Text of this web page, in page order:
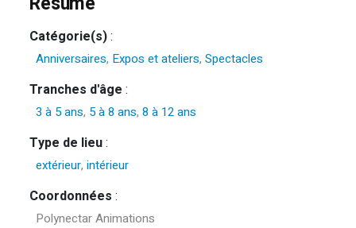
Catégorie(s):
Anniversaires, Expos et ateliers,Spectacles
Tranches d'âge :
3 à 5 ans, 5 à 8 ans,8 à 12 ans
Type de lieu:
extérieur,intérieur
Coordonnées :
Polynectar Animations